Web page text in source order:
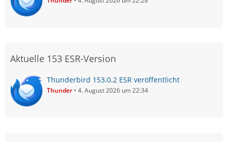
Aktuelle 153 ESR-Version
Thunderbird 153.0.2 ESR veröffentlicht
Thunder 4. August 2026 um 22:34